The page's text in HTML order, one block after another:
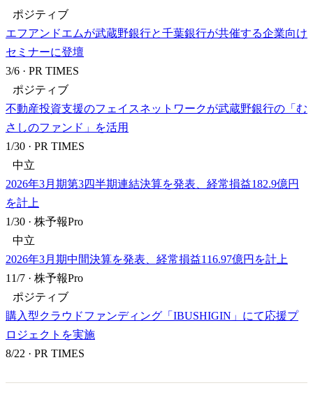
ポジティブ
エフアンドエムが武蔵野銀行と千葉銀行が共催する企業向け
セミナーに登壇
3/6 · PR TIMES
ポジティブ
不動産投資支援のフェイスネットワークが武蔵野銀行の「む
さしのファンド」を活用
1/30 · PR TIMES
中立
2026年3月期第3四半期連結決算を発表、経常損益182.9億円
を計上
1/30 · 株予報Pro
中立
2026年3月期中間決算を発表、経常損益116.97億円を計上
11/7 · 株予報Pro
ポジティブ
購入型クラウドファンディング「IBUSHIGIN」にて応援プ
ロジェクトを実施
8/22 · PR TIMES